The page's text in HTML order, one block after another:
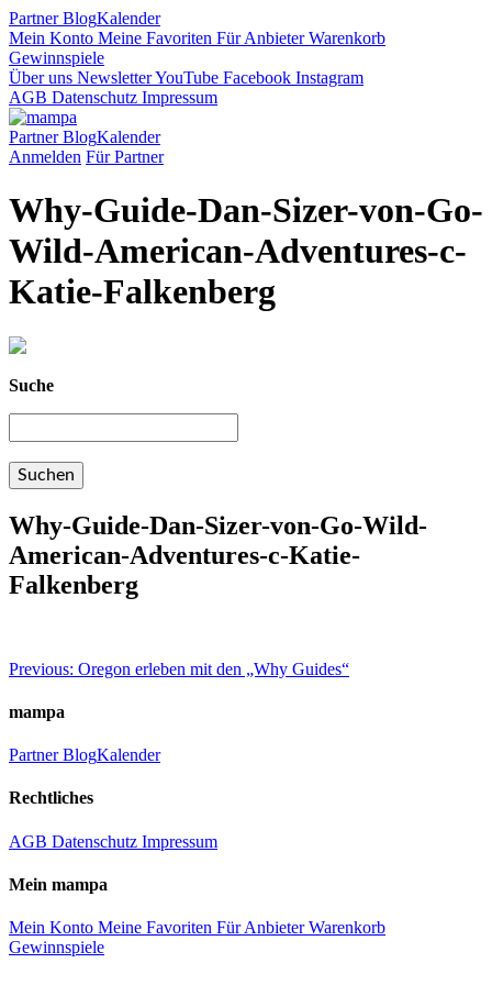
PartnerBlogKalender
Mein Konto Meine Favoriten Für AnbieterWarenkorb
Gewinnspiele
Über uns NewsletterYouTube Facebook Instagram
AGB Datenschutz Impressum
PartnerBlogKalender
Anmelden Für Partner
Why-Guide-Dan-Sizer-von-Go-
Wild-American-Adventures-c-
Katie-Falkenberg
Suche
Why-Guide-Dan-Sizer-von-Go-Wild-
American-Adventures-c-Katie-
Falkenberg
Beitragsnavigation
Previous: Oregon erleben mit den „Why Guides“
mampa
PartnerBlogKalender
Rechtliches
AGB Datenschutz Impressum
Mein mampa
Mein Konto Meine Favoriten Für AnbieterWarenkorb
Gewinnspiele